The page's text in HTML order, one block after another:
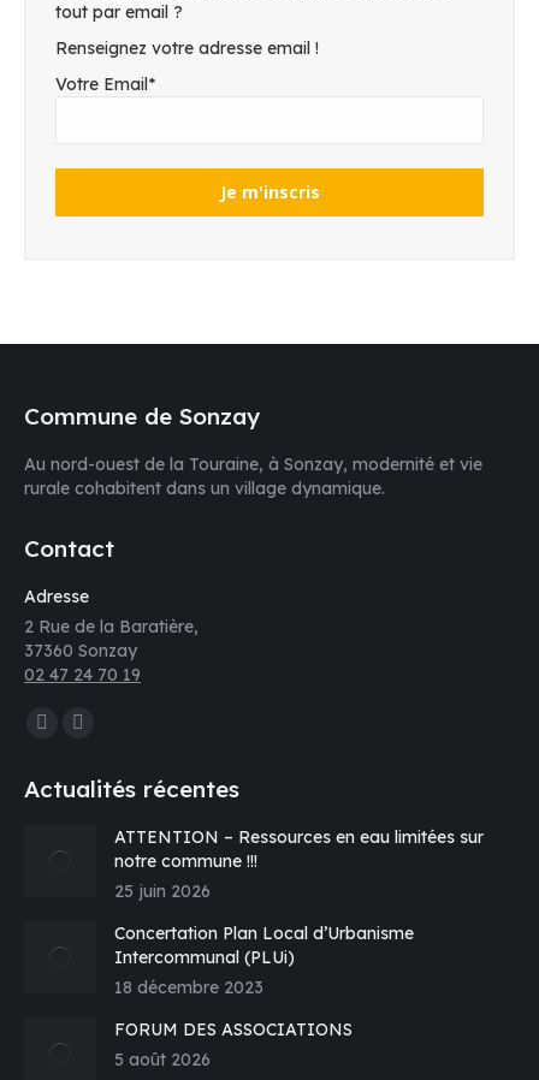
tout par email ?
Renseignez votre adresse email !
Votre Email*
Commune de Sonzay
Au nord-ouest de la Touraine, à Sonzay, modernité et vie
rurale cohabitent dans un village dynamique.
Contact
Adresse
2 Rue de la Baratière,
37360 Sonzay
02 47 24 70 19
Trouvez nous sur :
Facebook
fenêtre
E-
s'ouvre
dans
nouvelle
fenêtre
Actualités récentes
ATTENTION – Ressources en eau limitées sur
notre commune !!!
25 juin 2026
Concertation Plan Local d’Urbanisme
Intercommunal (PLUi)
18 décembre 2023
FORUM DES ASSOCIATIONS
5 août 2026